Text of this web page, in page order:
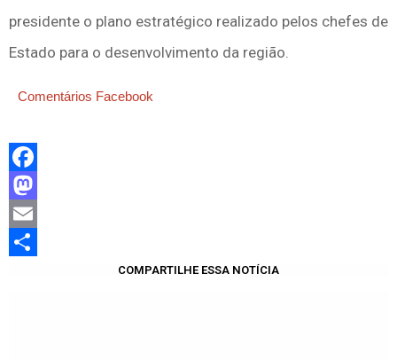
presidente o plano estratégico realizado pelos chefes de
Estado para o desenvolvimento da região.
Comentários Facebook
Facebook
Mastodon
Email
COMPARTILHE ESSA NOTÍCIA